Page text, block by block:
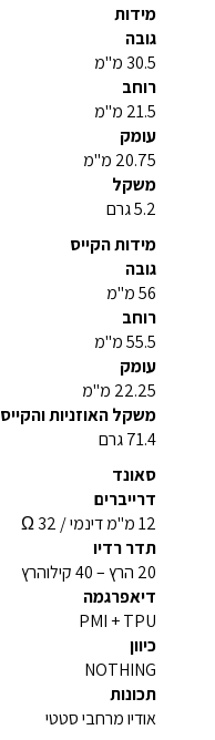
מידות
גובה
30.5 מ"מ
רוחב
21.5 מ"מ
עומק
20.75 מ"מ
משקל
5.2 גרם
מידות הקייס
גובה
56 מ"מ
רוחב
55.5 מ"מ
עומק
22.25 מ"מ
משקל האוזניות והקייס
71.4 גרם
סאונד
דרייברים
12 מ"מ דינמי / 32 Ω
תדר רדיו
20 הרץ – 40 קילוהרץ
דיאפרגמה
PMI + TPU
כיוון
NOTHING
תכונות
אודיו מרחבי סטטי